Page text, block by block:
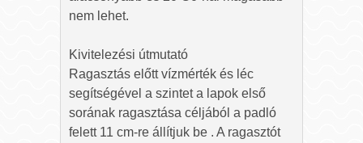
nem lehet.
Kivitelezési útmutató
Ragasztás előtt vízmérték és léc
segítségével a szintet a lapok első
sorának ragasztása céljából a padló
felett 11 cm-re állítjuk be . A ragasztót